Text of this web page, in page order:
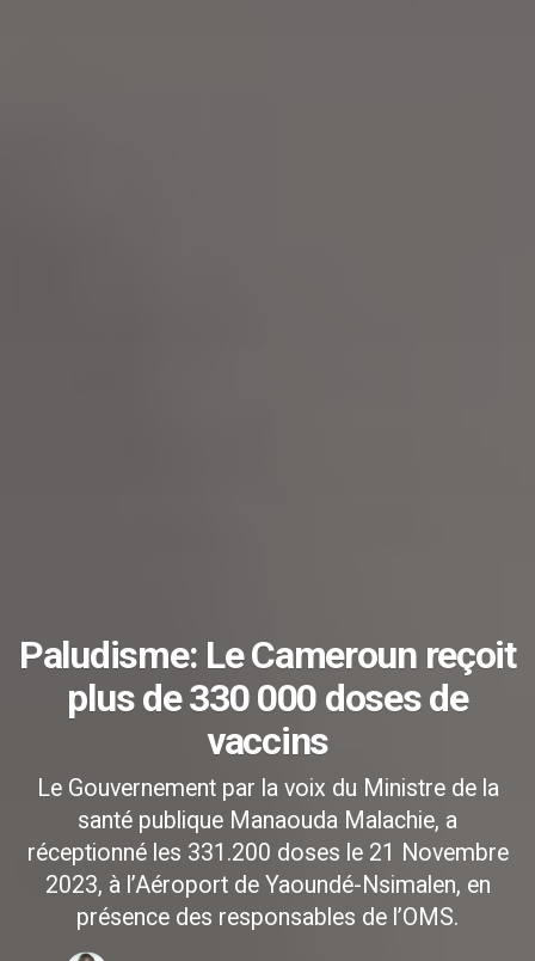
Paludisme: Le Cameroun reçoit
plus de 330 000 doses de
vaccins
Le Gouvernement par la voix du Ministre de la
santé publique Manaouda Malachie, a
réceptionné les 331.200 doses le 21 Novembre
2023, à l’Aéroport de Yaoundé-Nsimalen, en
présence des responsables de l’OMS.